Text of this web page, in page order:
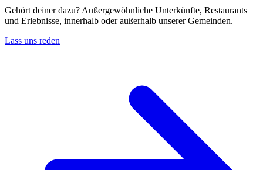
Gehört deiner dazu? Außergewöhnliche Unterkünfte, Restaurants
und Erlebnisse, innerhalb oder außerhalb unserer Gemeinden.
Lass uns reden